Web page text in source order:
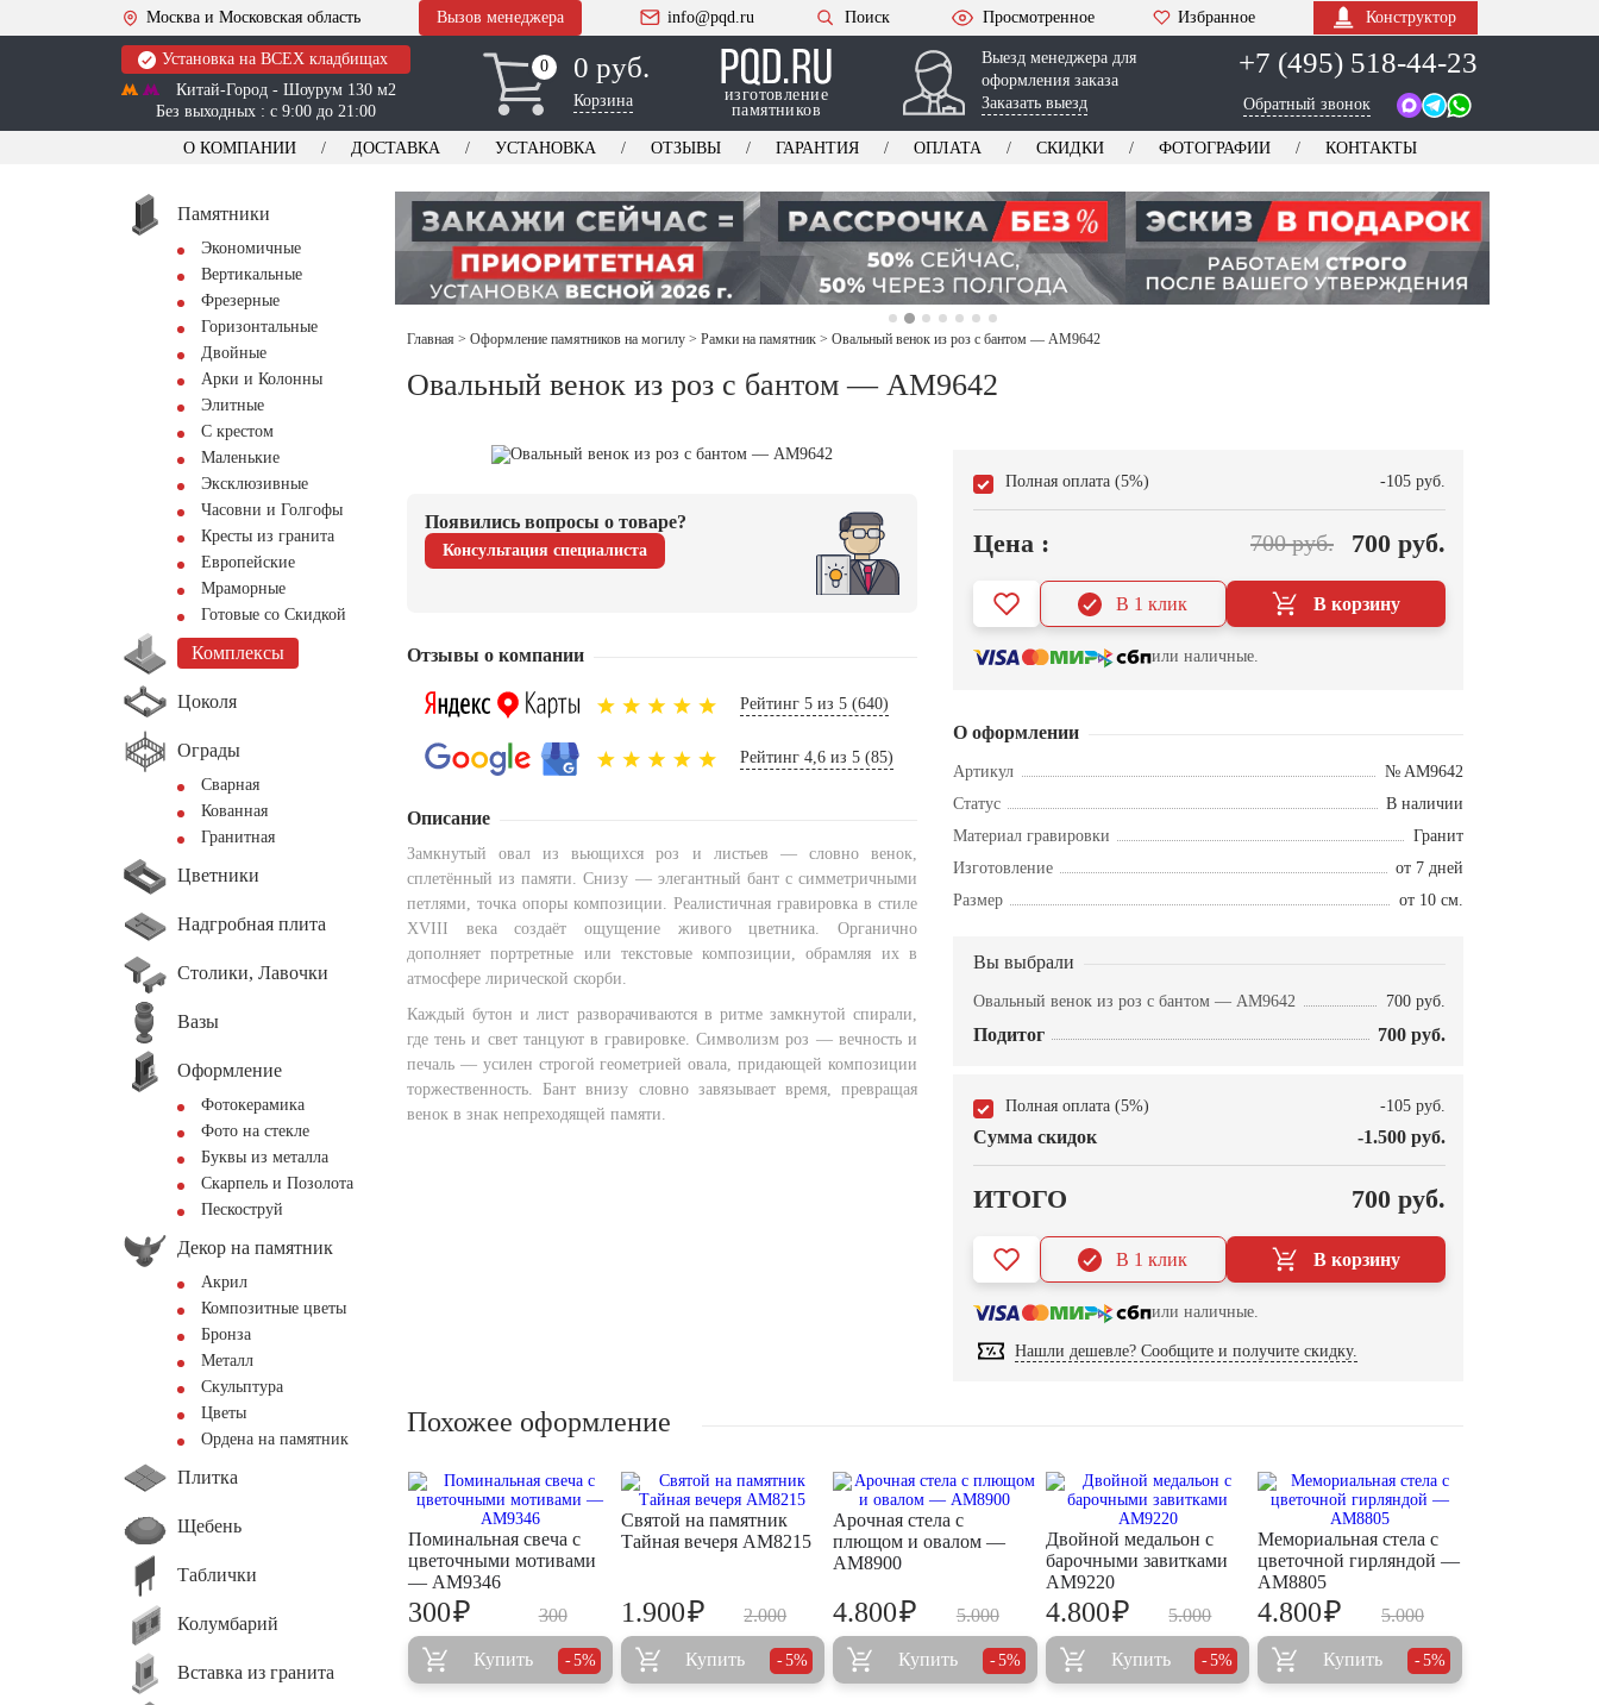
Москва и Московская область Вызов менеджера info@pqd.ru Поиск Просмотренное Избранное Конструктор
Установка на ВСЕХ кладбищах
Китай-Город - Шоурум 130 м2
Без выходных : с 9:00 до 21:00
0
0 0 руб.
Корзина
изготовление
памятников
Выезд менеджера для
оформления заказа
Заказать выезд
+7 (495) 518-44-23
Обратный звонок
О КОМПАНИИ ДОСТАВКА УСТАНОВКА ОТЗЫВЫ ГАРАНТИЯ ОПЛАТА СКИДКИ ФОТОГРАФИИ КОНТАКТЫ
Памятники
Экономичные
Вертикальные
Фрезерные
Горизонтальные
Двойные
Арки и Колонны
Элитные
С крестом
Маленькие
Эксклюзивные
Часовни и Голгофы
Кресты из гранита
Европейские
Мраморные
Готовые со Скидкой
Комплексы
Цоколя
Ограды
Сварная
Кованная
Гранитная
Цветники
Надгробная плита
Столики, Лавочки
Вазы
Оформление
Фотокерамика
Фото на стекле
Буквы из металла
Скарпель и Позолота
Пескоструй
Декор на памятник
Акрил
Композитные цветы
Бронза
Металл
Скульптура
Цветы
Ордена на памятник
Плитка
Щебень
Таблички
Колумбарий
Вставка из гранита
Главная > Оформление памятников на могилу > Рамки на памятник > Овальный венок из роз с бантом — AM9642
Овальный венок из роз с бантом — AM9642
Появились вопросы о товаре?
Консультация специалиста
Отзывы о компании
Рейтинг 5 из 5 (640)
Рейтинг 4,6 из 5 (85)
Описание
Замкнутый овал из вьющихся роз и листьев — словно венок,
сплетённый из памяти. Снизу — элегантный бант с симметричными
петлями, точка опоры композиции. Реалистичная гравировка в стиле
XVIII века создаёт ощущение живого цветника. Органично
дополняет портретные или текстовые композиции, обрамляя их в
атмосфере лирической скорби.
Каждый бутон и лист разворачиваются в ритме замкнутой спирали,
где тень и свет танцуют в гравировке. Символизм роз — вечность и
печаль — усилен строгой геометрией овала, придающей композиции
торжественность. Бант внизу словно завязывает время, превращая
венок в знак непреходящей памяти.
Полная оплата (5%) -105 руб.
Цена : 700 руб. 700 руб.
В корзину
В 1 клик
или наличные.
О оформлении
Артикул
№ AM9642
Статус
В наличии
Материал гравировки
Гранит
Изготовление
от 7 дней
Размер
от 10 см.
Вы выбрали
Овальный венок из роз с бантом — AM9642 700 руб.
Подитог 700 руб.
Полная оплата (5%) -105 руб.
Сумма скидок -1.500 руб.
ИТОГО 700 руб.
В корзину
В 1 клик
или наличные.
Нашли дешевле? Сообщите и получите скидку.
Похожее оформление
Поминальная свеча с
цветочными мотивами
— AM9346
300
300₽
Купить 5%
Святой на памятник
Тайная вечеря AM8215
2.000
1.900₽
Купить 5%
Арочная стела с
плющом и овалом —
AM8900
5.000
4.800₽
Купить 5%
Двойной медальон с
барочными завитками
AM9220
5.000
4.800₽
Купить 5%
Мемориальная стела с
цветочной гирляндой —
AM8805
5.000
4.800₽
Купить 5%